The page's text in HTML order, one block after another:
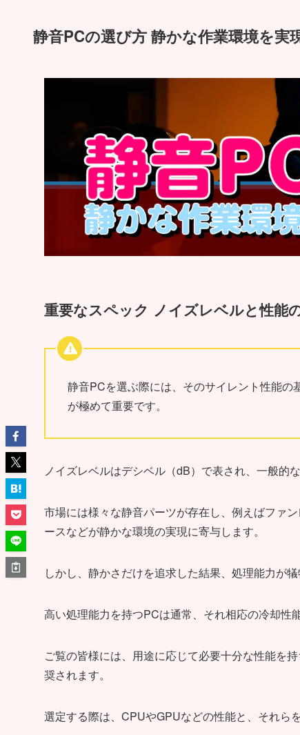
静音PCの選び方 静かな作業環境を実
重要なスペック ノイズレベルと性能
静音PCを選ぶ際には、そのサイレント性能
が極めて重要です。
ノイズレベルはデシベル（dB）で表され、一般的
市場には様々な静音パーツが存在し、例えばファ
ースなどが静かな環境の実現に寄与します。
しかし、静かさだけを追求した結果、処理能力が犠
高い処理能力を持つPCは通常、それ相応の冷却性
ご覧の皆様には、用途に応じて必要十分な性能を
奨されます。
選定する際は、CPUやGPUなどの性能と、それら